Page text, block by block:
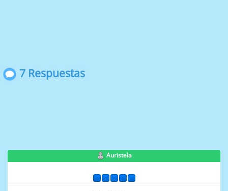
7 Respuestas
Auristela